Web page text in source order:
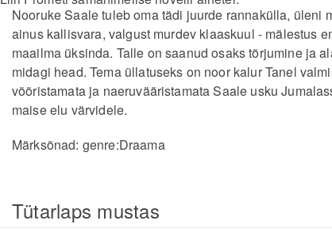
Nooruke Saale tuleb oma tädi juurde rannakülla, üleni
ainus kallisvara, valgust murdev klaaskuul - mälestus
maailma üksinda. Talle on saanud osaks tõrjumine ja
midagi head. Tema üllatuseks on noor kalur Tanel
võõristamata ja naeruvääristamata Saale usku
maise elu värvidele.
Märksõnad: genre:Draama
Tütarlaps mustas